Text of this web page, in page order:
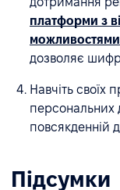
платформи з
можливостями
дозволяє
Навчіть своїх
персональних
повсякденній
Підсумки